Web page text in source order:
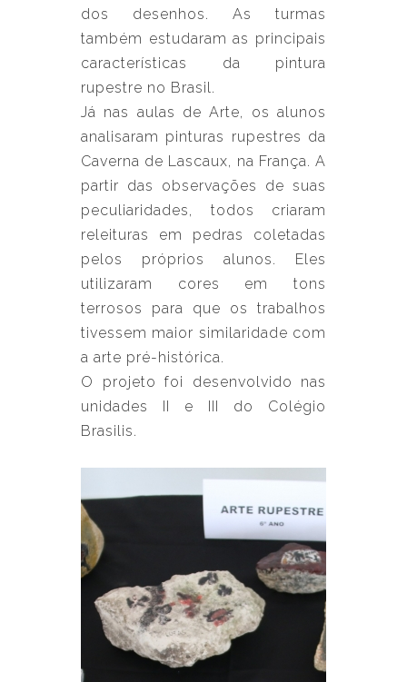
dos desenhos. As turmas
também estudaram as principais
características da pintura
rupestre no Brasil.
Já nas aulas de Arte, os alunos
analisaram pinturas rupestres da
Caverna de Lascaux, na França. A
partir das observações de suas
peculiaridades, todos criaram
releituras em pedras coletadas
pelos próprios alunos. Eles
utilizaram cores em tons
terrosos para que os trabalhos
tivessem maior similaridade com
a arte pré-histórica.
O projeto foi desenvolvido nas
unidades II e III do Colégio
Brasilis.